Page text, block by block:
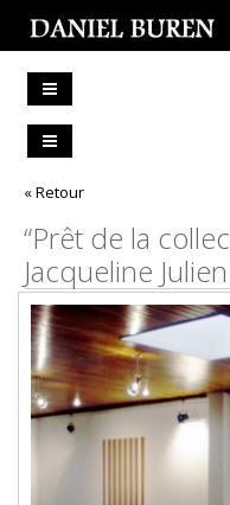
« Retour
“Prêt de la
Jacqueline